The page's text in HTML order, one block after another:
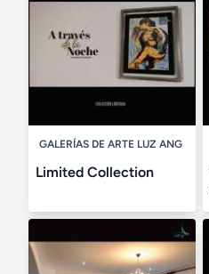
GALERÍAS DE ARTE LUZ ANG
Limited Collection